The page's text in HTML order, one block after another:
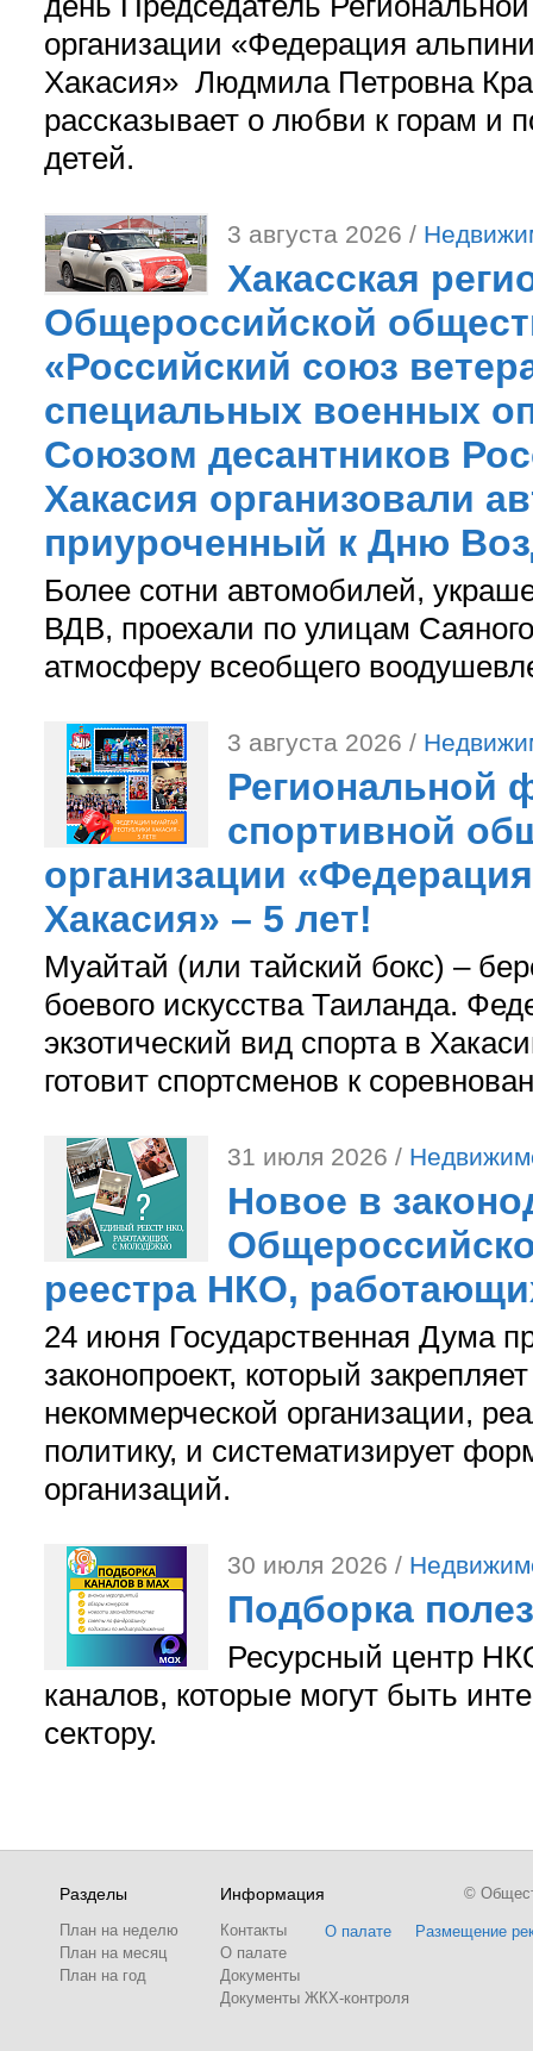
организации «Федерация
Хакасия» Людмила Петровна
рассказывает о любви к горам и
детей.
3 августа 2026 /
Хакасская
Общероссийской
«Российский союз
специальных военных
Союзом десантников
Хакасия организовали
приуроченный к Дню
Более сотни автомобилей,
ВДВ, проехали по улицам
атмосферу всеобщего
3 августа 2026 /
Региональной
спортивной
организации
Хакасия» – 5 лет!
Муайтай (или тайский бокс) –
боевого искусства Таиланда.
экзотический вид спорта в
готовит спортсменов к
31 июля 2026 /
Новое в
реестра НКО,
24 июня Государственная Дума
законопроект, который
некоммерческой организации,
политику, и систематизирует
организаций.
30 июля 2026 /
Подборка
Ресурсный центр
каналов, которые могут быть
сектору.
Разделы
План на неделю
План на месяц
План на год
Информация
Контакты
О палате
Документы
Документы ЖКХ-контроля
О палате Размещение
©